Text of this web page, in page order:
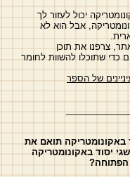
יכול לעזור לך
אבל הוא לא
צרפנו את תוכן
כדי שתוכלו להשוות לחומר
של הספר
תואם את
יסוד באקונומטריקה
הפתוחה?